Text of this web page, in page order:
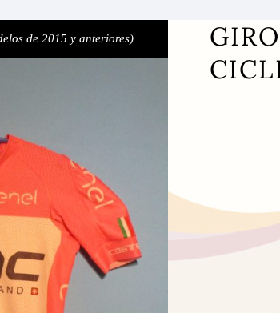
de 2015 y anteriores)